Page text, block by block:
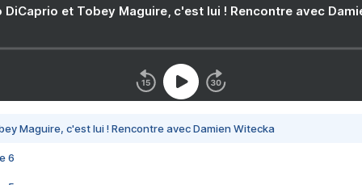
DiCaprio et Tobey Maguire, c'est lui ! Rencontre avec
Maguire, c'est lui ! Rencontre avec Damien Witecka
6